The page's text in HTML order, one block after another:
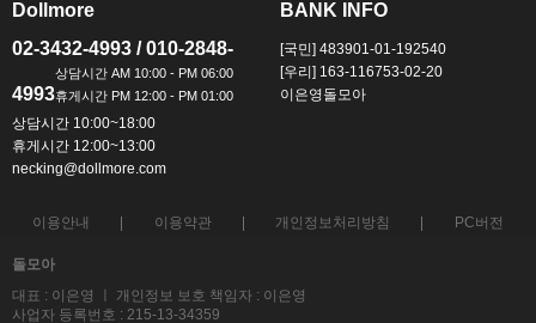
Dollmore
02-3432-4993 / 010-2848-
4993
상담시간 10:00~18:00
휴게시간 12:00~13:00
necking@dollmore.com
BANK INFO
[국민] 483901-01-192540
[우리] 163-116753-02-20
이은영돌모아
이용안내 이용약관 개인정보처리방침 PC버전
돌모아
대표 : 이은영 ㅣ 개인정보 보호 책임자 : 이은영
사업자 등록번호 : 215-13-34359